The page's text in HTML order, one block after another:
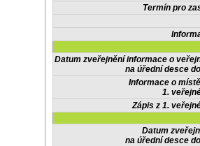
Termín pro
Datum zveřejnění informace o
na úřední desce
Informace o
1.
Zápis z 1.
Datum
na úřední desce